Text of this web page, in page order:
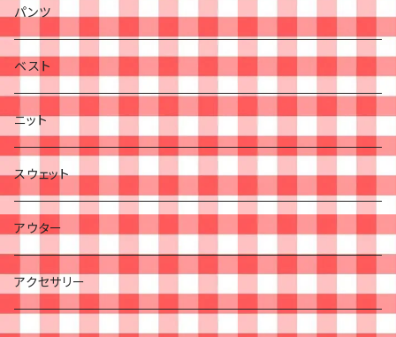
パンツ
ベスト
ニット
スウェット
アウター
アクセサリー